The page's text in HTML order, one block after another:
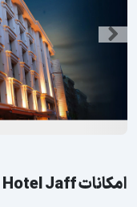
امکانات Hotel Jaff